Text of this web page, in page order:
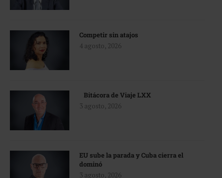
Competir sin atajos
4 agosto, 2026
Bitácora de Viaje LXX
3 agosto, 2026
EU sube la parada y Cuba cierra el
dominó
3 agosto, 2026